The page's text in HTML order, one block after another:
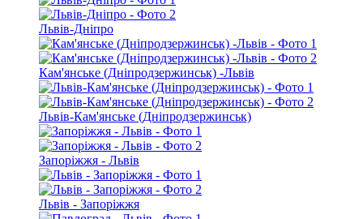
Львів-Дніпро
Кам'янське (Дніпродзержинськ) -Львів
Львів-Кам'янське (Дніпродзержинськ)
Запоріжжя - Львів
Львів - Запоріжжя